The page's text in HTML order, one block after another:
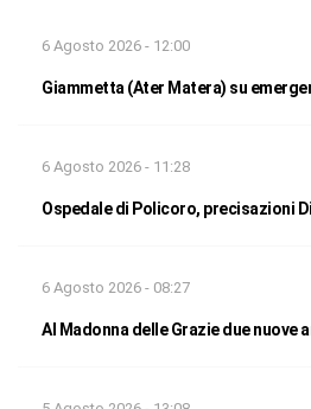
6 Agosto 2026 - 12:00
Giammetta (Ater Matera) su
6 Agosto 2026 - 11:28
Ospedale di Policoro, precisazioni
6 Agosto 2026 - 08:27
Al Madonna delle Grazie due nuove